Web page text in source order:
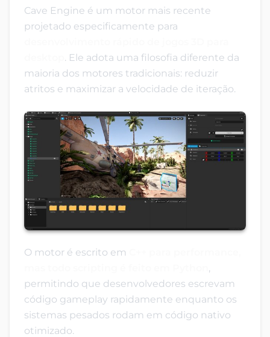
Cave Engine é um motor mais recente
projetado especificamente para
. Ele adota uma filosofia diferente da
maioria dos motores tradicionais: reduzir
atritos e maximizar a velocidade de iteração.
O motor é escrito em
,
permitindo que desenvolvedores escrevam
código gameplay rapidamente enquanto os
sistemas pesados rodam em código nativo
otimizado.